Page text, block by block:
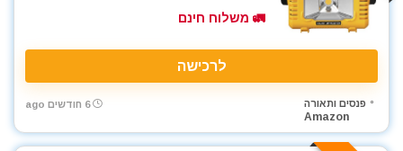
🚛 משלוח חינם
לרכישה
פנסים ותאורה
Amazon
6 חודשים ago